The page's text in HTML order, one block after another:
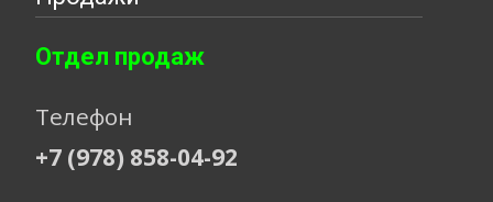
Отдел продаж
Телефон
+7 (978) 858-04-92